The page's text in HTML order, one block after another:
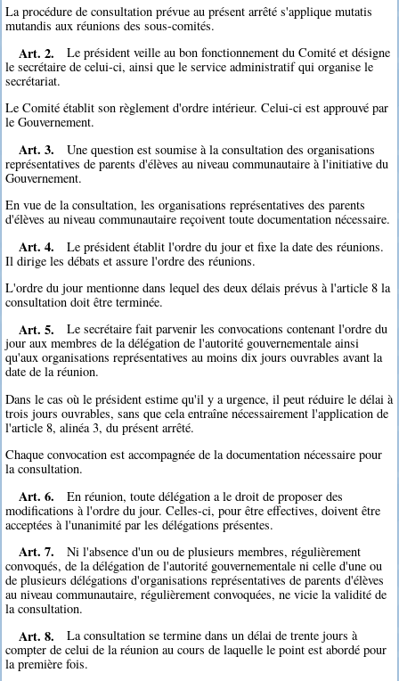
La procédure de consultation prévue au présent arrêté s'applique mutatis
mutandis aux réunions des sous-comités.
Art. 2.
Le président veille au bon fonctionnement du Comité et désigne
le secrétaire de celui-ci, ainsi que le service administratif qui organise le
secrétariat.
Le Comité établit son règlement d'ordre intérieur. Celui-ci est approuvé par
le Gouvernement.
Art. 3.
Une question est soumise à la consultation des organisations
représentatives de parents d'élèves au niveau communautaire à l'initiative du
Gouvernement.
En vue de la consultation, les organisations représentatives des parents
d'élèves au niveau communautaire reçoivent toute documentation nécessaire.
Art. 4.
Le président établit l'ordre du jour et fixe la date des réunions.
Il dirige les débats et assure l'ordre des réunions.
L'ordre du jour mentionne dans lequel des deux délais prévus à l'article 8 la
consultation doit être terminée.
Art. 5.
Le secrétaire fait parvenir les convocations contenant l'ordre du
jour aux membres de la délégation de l'autorité gouvernementale ainsi
qu'aux organisations représentatives au moins dix jours ouvrables avant la
date de la réunion.
Dans le cas où le président estime qu'il y a urgence, il peut réduire le délai à
trois jours ouvrables, sans que cela entraîne nécessairement l'application de
l'article 8, alinéa 3, du présent arrêté.
Chaque convocation est accompagnée de la documentation nécessaire pour
la consultation.
Art. 6.
En réunion, toute délégation a le droit de proposer des
modifications à l'ordre du jour. Celles-ci, pour être effectives, doivent être
acceptées à l'unanimité par les délégations présentes.
Art. 7.
Ni l'absence d'un ou de plusieurs membres, régulièrement
convoqués, de la délégation de l'autorité gouvernementale ni celle d'une ou
de plusieurs délégations d'organisations représentatives de parents d'élèves
au niveau communautaire, régulièrement convoquées, ne vicie la validité de
la consultation.
Art. 8.
La consultation se termine dans un délai de trente jours à
compter de celui de la réunion au cours de laquelle le point est abordé pour
la première fois.